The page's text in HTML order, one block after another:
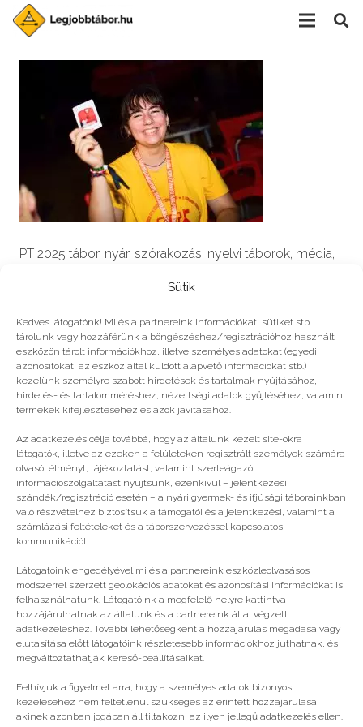
Sütik
Kedves látogatónk! Mi és a partnereink információkat, sütiket stb.
tárolunk vagy hozzáférünk a böngészéshez/regisztrációhoz használt
eszközön tárolt információkhoz, illetve személyes adatokat (egyedi
azonosítókat, az eszköz által küldött alapvető információkat stb.)
kezelünk személyre szabott hirdetések és tartalmak nyújtásához,
hirdetés- és tartalomméréshez, nézettségi adatok gyűjtéséhez, valamint
termékek kifejlesztéséhez és azok javításához.
Az adatkezelés célja továbbá, hogy az általunk kezelt site-okra
látogatók, illetve az ezeken a felületeken regisztrált személyek számára
olvasói élményt, tájékoztatást, valamint szerteágazó
információszolgáltatást nyújtsunk, ezenkívül – jelentkezési
szándék/regisztráció esetén – a nyári gyermek- és ifjúsági táborainkban
való részvételhez biztosítsuk a támogatói és a jelentkezési, valamint a
számlázási feltételeket és a táborszervezéssel kapcsolatos
kommunikációt.
Látogatóink engedélyével mi és a partnereink eszközleolvasásos
módszerrel szerzett geolokációs adatokat és azonosítási információkat is
felhasználhatunk. Látogatóink a megfelelő helyre kattintva
hozzájárulhatnak az általunk és a partnereink által végzett
adatkezeléshez. További lehetőségként a hozzájárulás megadása vagy
elutasítása előtt látogatóink részletesebb információkhoz juthatnak, és
megváltoztathatják kereső-beállításaikat.
Felhívjuk a figyelmet arra, hogy a személyes adatok bizonyos
kezeléséhez nem feltétlenül szükséges az érintett hozzájárulása,
akinek azonban jogában áll tiltakozni az ilyen jellegű adatkezelés ellen.
PT 2025 tábor, nyár, szórakozás, nyelvi táborok, média,
játéktábor, programozás, kézművestábor, kreativitás,
tőzsde, gazdaság, 3D, technika
Vélemény, hozzászólás?
Az e-mail címet nem tesszük közzé. A kötelező
mezőket*karakterrel jelöltük
A nevem, e-mail címem, és weboldalcímem